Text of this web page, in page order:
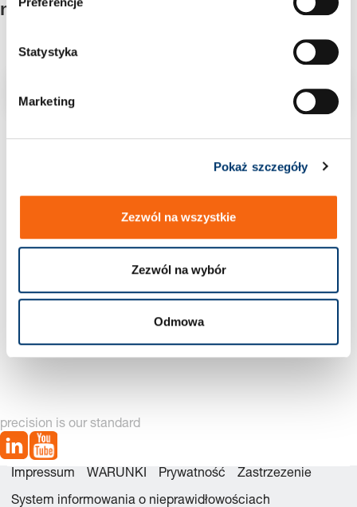
Statystyka
Marketing
Pokaż szczegóły
Zezwól na wszystkie
Zezwól na wybór
Odmowa
napraw
czego
naprawczego
2 Znaleziono artykuł
naprawczego
2487.12.04200. Sprężyna
gazowa POWERLINE
precision is our standard
Impressum WARUNKI Prywatność Zastrzezenie
System informowania o nieprawidłowościach